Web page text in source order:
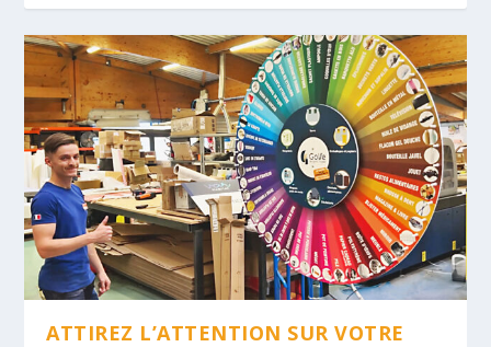
ATTIREZ L’ATTENTION SUR VOTRE